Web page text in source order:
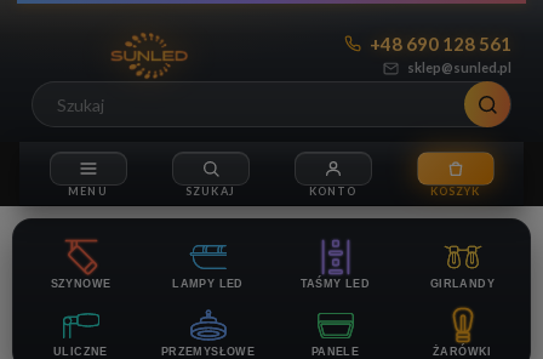
sklep@sunled.pl
+48 690 128 561
SZYNOWE LAMPY LED TAŚMY LED GIRLANDY
ULICZNE PRZEMYSŁOWE PANELE ŻARÓWKI